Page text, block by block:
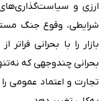
ارزی و
شرایطی، وقوع جنگ
بازار را با بحرانی
بحرانی چندوجهی که
تجارت و اعتماد عمومی